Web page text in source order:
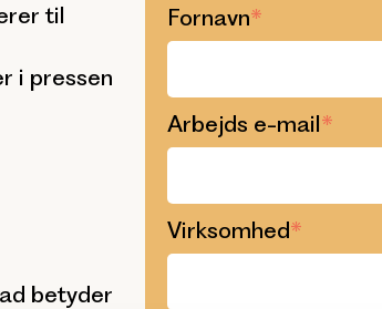
til
i pressen
betyder
Fornavn*
Arbejds e-mail*
Virksomhed*